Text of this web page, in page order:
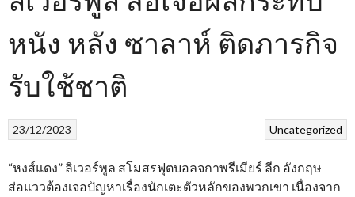
หนัง หลัง ซาลาห์ ติดภารกิจ
รับใช้ชาติ
Uncategorized
23/12/2023
“หงส์แดง” ลิเวอร์พูล สโมสรฟุตบอลจกาพรีเมียร์ ลีก อังกฤษ
ส่อแววต้องเจอปัญหาเรื่องนักเตะตัวหลักของพวกเขา เนื่องจาก